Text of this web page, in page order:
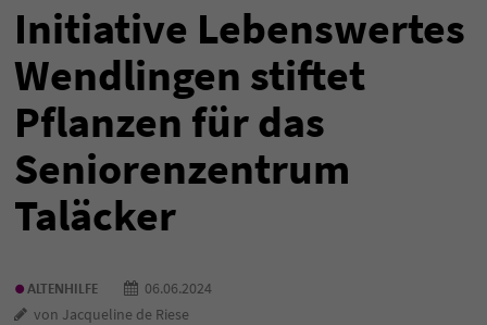
Initiative Lebenswertes
Wendlingen stiftet
Pflanzen für das
Seniorenzentrum
Taläcker
•ALTENHILFE
06.06.2024
von Jacqueline de Riese